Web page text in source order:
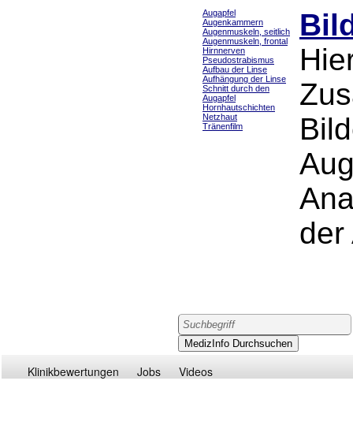
Augapfel
Augenkammern
Augenmuskeln, seitlich
Augenmuskeln, frontal
Hirnnerven
Pseudostrabismus
Aufbau der Linse
Aufhängung der Linse
Schnitt durch den
Augapfel
Hornhautschichten
Netzhaut
Tränenfilm
der
Klinikbewertungen Jobs Videos